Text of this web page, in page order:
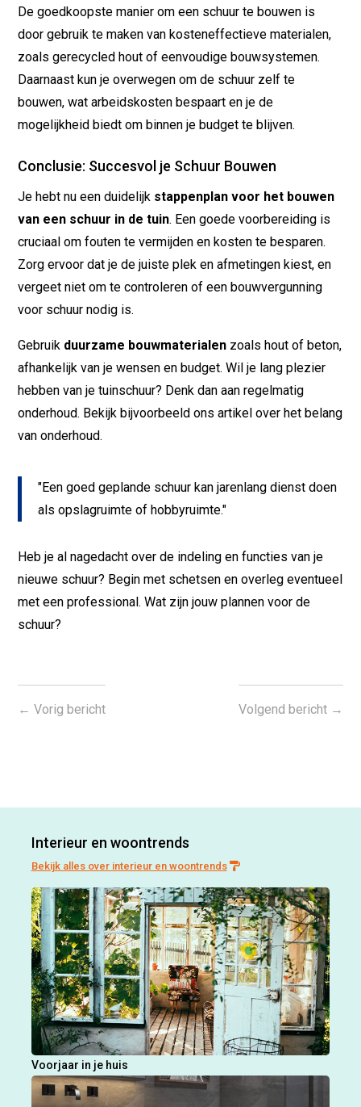
De goedkoopste manier om een schuur te bouwen is
door gebruik te maken van kosteneffectieve materialen,
zoals gerecycled hout of eenvoudige bouwsystemen.
Daarnaast kun je overwegen om de schuur zelf te
bouwen, wat arbeidskosten bespaart en je de
mogelijkheid biedt om binnen je budget te blijven.
Conclusie: Succesvol je Schuur Bouwen
Je hebt nu een duidelijk stappenplan voor het bouwen
van een schuur in de tuin. Een goede voorbereiding is
cruciaal om fouten te vermijden en kosten te besparen.
Zorg ervoor dat je de juiste plek en afmetingen kiest, en
vergeet niet om te controleren of een bouwvergunning
voor schuur nodig is.
Gebruik duurzame bouwmaterialen zoals hout of beton,
afhankelijk van je wensen en budget. Wil je lang plezier
hebben van je tuinschuur? Denk dan aan regelmatig
onderhoud. Bekijk bijvoorbeeld ons artikel over het belang
van onderhoud.
"Een goed geplande schuur kan jarenlang dienst doen
als opslagruimte of hobbyruimte."
Heb je al nagedacht over de indeling en functies van je
nieuwe schuur? Begin met schetsen en overleg eventueel
met een professional. Wat zijn jouw plannen voor de
schuur?
←Vorig bericht Volgend bericht→
Interieur en woontrends
Bekijk alles over interieur en woontrends
Voorjaar in je huis